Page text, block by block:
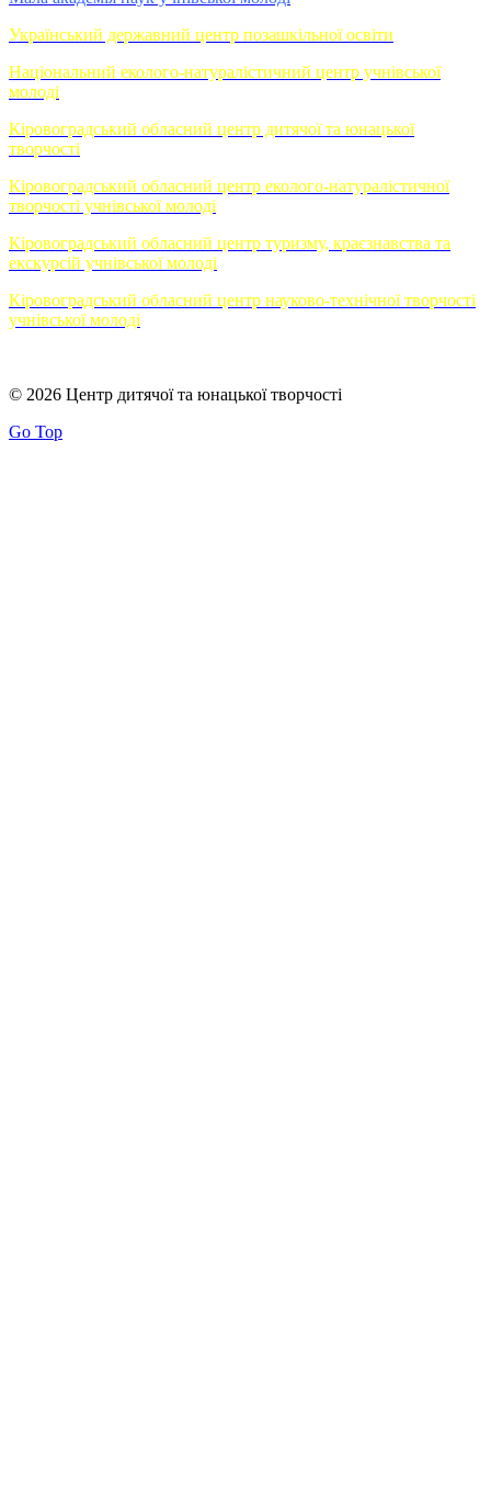
Український державний центр позашкільної освіти
Національний еколого-натуралістичний центр учнівської
молоді
Кіровоградський обласний центр дитячої та юнацької
творчості
Кіровоградський обласний центр еколого-натуралістичної
творчості учнівської молоді
Кіровоградський обласний центр туризму, краєзнавства та
екскурсій учнівської молоді
Кіровоградський обласний центр науково-технічної творчості
учнівської молоді
© 2026 Центр дитячої та юнацької творчості
Go Top